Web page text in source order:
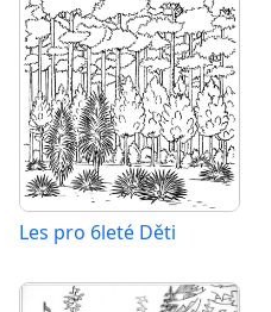
Les pro 6leté Děti